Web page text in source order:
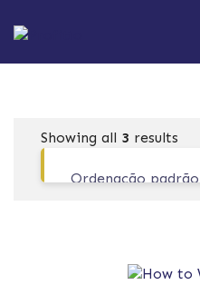
Showing all 3 results
Ordenação padrão